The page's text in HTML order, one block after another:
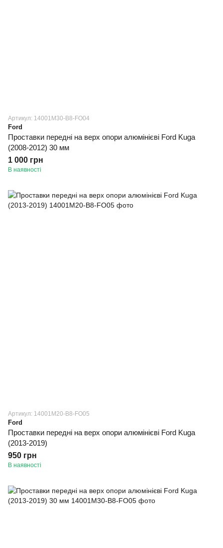
Артикул: 14001M30-B8-FO04
Ford
Проставки передні на верх опори алюмінієві Ford Kuga
(2008-2012) 30 мм
1 000 грн
В наявності
Артикул: 14001M20-B8-FO05
Ford
Проставки передні на верх опори алюмінієві Ford Kuga
(2013-2019)
950 грн
В наявності